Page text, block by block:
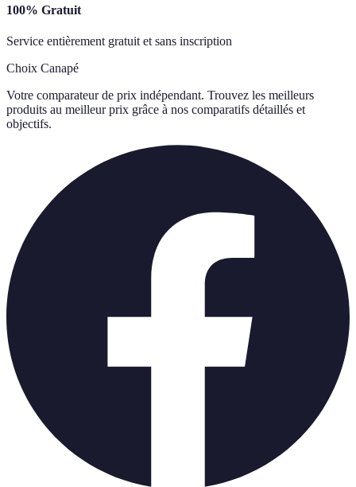
100% Gratuit
Service entièrement gratuit et sans inscription
Choix Canapé
Votre comparateur de prix indépendant. Trouvez les meilleurs
produits au meilleur prix grâce à nos comparatifs détaillés et
objectifs.